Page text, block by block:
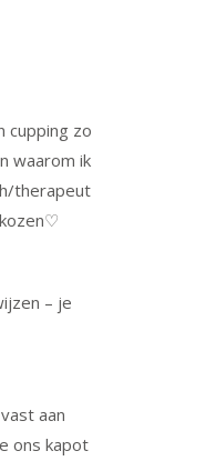
cupping zo
waarom ik
therapeut
– je
aan
ons kapot